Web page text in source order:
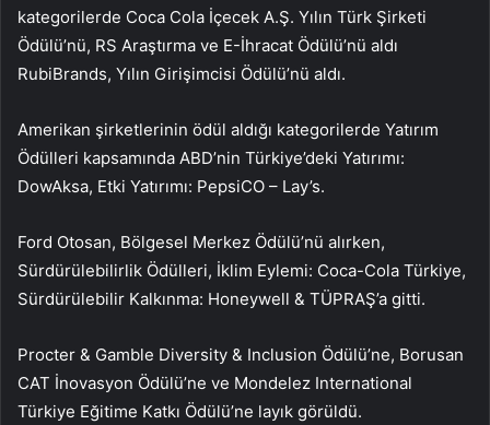
kategorilerde Coca Cola İçecek A.Ş. Yılın Türk Şirketi
Ödülü’nü, RS Araştırma ve E-İhracat Ödülü’nü aldı
RubiBrands, Yılın Girişimcisi Ödülü’nü aldı.
Amerikan şirketlerinin ödül aldığı kategorilerde Yatırım
Ödülleri kapsamında ABD’nin Türkiye’deki Yatırımı:
DowAksa, Etki Yatırımı: PepsiCO – Lay’s.
Ford Otosan, Bölgesel Merkez Ödülü’nü alırken,
Sürdürülebilirlik Ödülleri, İklim Eylemi: Coca-Cola Türkiye,
Sürdürülebilir Kalkınma: Honeywell & TÜPRAŞ’a gitti.
Procter & Gamble Diversity & Inclusion Ödülü’ne, Borusan
CAT İnovasyon Ödülü’ne ve Mondelez International
Türkiye Eğitime Katkı Ödülü’ne layık görüldü.